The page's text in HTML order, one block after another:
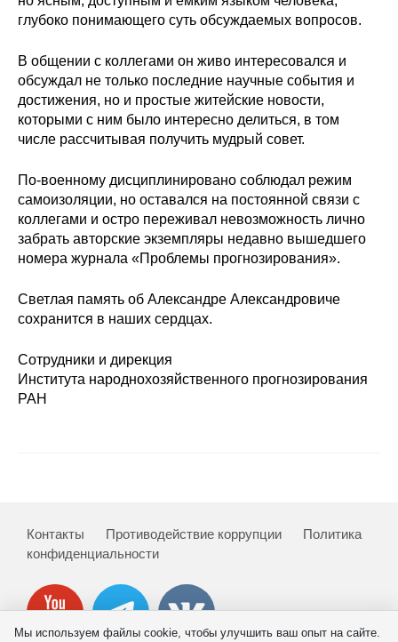
О журнале
Выпуски
Информация для авторов
Общие требования
Стандарты оформления
Энергетический семинар
Inforum
Ученый совет
Материалы
глубоко понимающего суть обсуждаемых вопросов.
В общении с коллегами он живо интересовался и
обсуждал не только последние научные события и
достижения, но и простые житейские новости,
которыми с ним было интересно делиться, в том
числе рассчитывая получить мудрый совет.
По-военному дисциплинировано соблюдал режим
самоизоляции, но оставался на постоянной связи с
коллегами и остро переживал невозможность лично
забрать авторские экземпляры недавно вышедшего
номера журнала «Проблемы прогнозирования».
Cветлая память об Александре Александровиче
сохранится в наших сердцах.
Сотрудники и дирекция
Института народнохозяйственного прогнозирования
РАН
Контакты Противодействие коррупции
Политика
конфиденциальности
Мы используем файлы cookie, чтобы улучшить ваш опыт на сайте.